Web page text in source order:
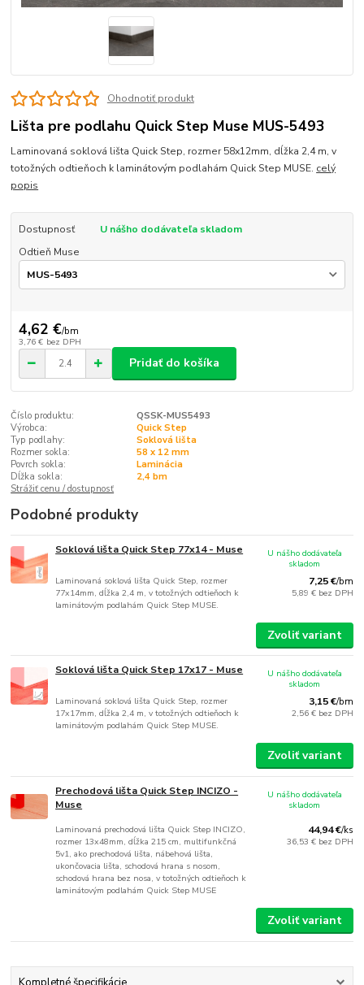
Ohodnotiť produkt
Lišta pre podlahu Quick Step Muse MUS-5493
Laminovaná soklová lišta Quick Step, rozmer 58x12mm, dĺžka 2,4 m, v
totožných odtieňoch k laminátovým podlahám Quick Step MUSE. celý
popis
Dostupnosť
U nášho dodávateľa skladom
Odtieň Muse
4,62 €/bm
3,76 € bez DPH
Pridať do košíka
Číslo produktu:
QSSK-MUS5493
Výrobca:
Quick Step
Typ podlahy:
Soklová lišta
Rozmer sokla:
58 x 12 mm
Povrch sokla:
Laminácia
Dĺžka sokla:
2,4 bm
Strážiť cenu / dostupnosť
Podobné produkty
Soklová lišta Quick Step 77x14 - Muse
Laminovaná soklová lišta Quick Step, rozmer
77x14mm, dĺžka 2,4 m, v totožných odtieňoch k
laminátovým podlahám Quick Step MUSE.
7,25 €/bm
5,89 € bez DPH
U nášho dodávateľa
skladom
Zvoliť variant
Soklová lišta Quick Step 17x17 - Muse
Laminovaná soklová lišta Quick Step, rozmer
17x17mm, dĺžka 2,4 m, v totožných odtieňoch k
laminátovým podlahám Quick Step MUSE.
3,15 €/bm
2,56 € bez DPH
U nášho dodávateľa
skladom
Zvoliť variant
Prechodová lišta Quick Step INCIZO -
Muse
Laminovaná prechodová lišta Quick Step INCIZO,
rozmer 13x48mm, dĺžka 215 cm, multifunkčná
5v1, ako prechodová lišta, nábehová lišta,
ukončovacia lišta, schodová hrana s nosom,
schodová hrana bez nosa, v totožných odtieňoch k
laminátovým podlahám Quick Step MUSE
44,94 €/ks
36,53 € bez DPH
U nášho dodávateľa
skladom
Zvoliť variant